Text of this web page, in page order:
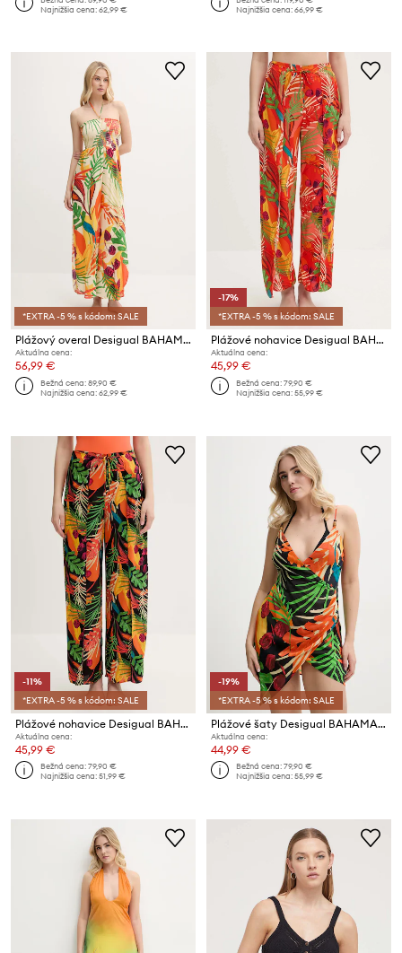
Najnižšia cena:62,99 €
Najnižšia cena:66,99 €
*EXTRA -5 % s kódom: SALE
Plážový overal Desigual BAHAMAS JAMPSUIT
Aktuálna cena:
56,99 €
Bežná cena:89,90 €
Najnižšia cena:62,99 €
-17%
*EXTRA -5 % s kódom: SALE
Plážové nohavice Desigual BAHAMAS PANT
Aktuálna cena:
45,99 €
Bežná cena:79,90 €
Najnižšia cena:55,99 €
-11%
*EXTRA -5 % s kódom: SALE
Plážové nohavice Desigual BAHAMAS PANT
Aktuálna cena:
45,99 €
Bežná cena:79,90 €
Najnižšia cena:51,99 €
-19%
*EXTRA -5 % s kódom: SALE
Plážové šaty Desigual BAHAMAS STRAPS
Aktuálna cena:
44,99 €
Bežná cena:79,90 €
Najnižšia cena:55,99 €